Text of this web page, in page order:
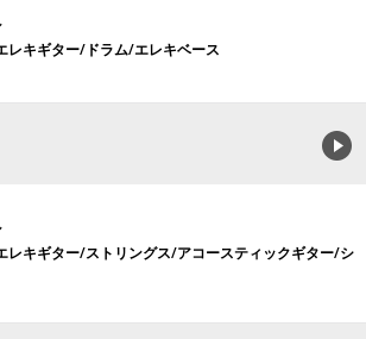
レキギター/ドラム/エレキベース
レキギター/ストリングス/アコースティックギター/シ